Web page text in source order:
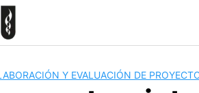
Y EVALUACIÓN DE